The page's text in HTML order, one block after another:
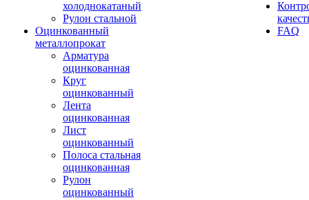
холоднокатаный
Рулон стальной
Оцинкованный
металлопрокат
Арматура
оцинкованная
Круг
оцинкованный
Лента
оцинкованная
Лист
оцинкованный
Полоса стальная
оцинкованная
Рулон
оцинкованный
FAQ